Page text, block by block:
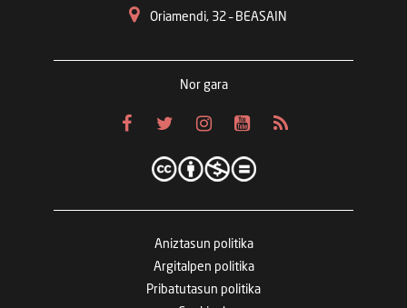
Oriamendi, 32 – BEASAIN
Nor gara
Aniztasun politika
Argitalpen politika
Pribatutasun politika